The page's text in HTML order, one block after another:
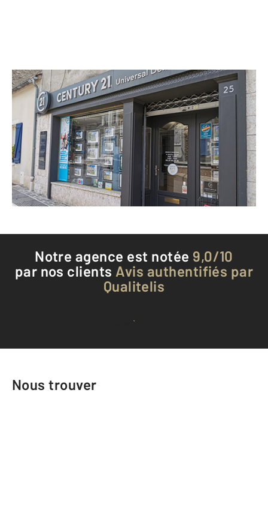
CENTURY 21 Universal Demeure
25 rue Bourgeoise
EPERNON - 28230
Envoyer un message
Téléphoner à l'agence
Notre agence est notée 9,0/10
par nos clients Avis authentifiés par
Qualitelis
Voir tous les avis clients
Nous trouver